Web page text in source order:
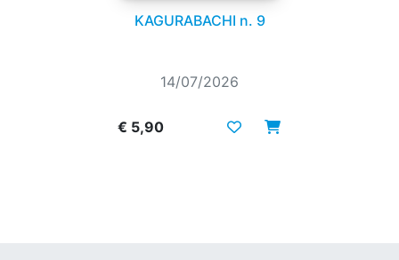
KAGURABACHI n. 9
14/07/2026
€ 5,90